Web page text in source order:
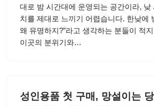
대로 밤 시간대에 운영되는 공간이라, 낮
치를 제대로 느끼기 어렵습니다. 한낮에
왜 유명하지?”라고 생각하는 분들이 적
이곳의 분위기와…
성인용품 첫 구매, 망설이는